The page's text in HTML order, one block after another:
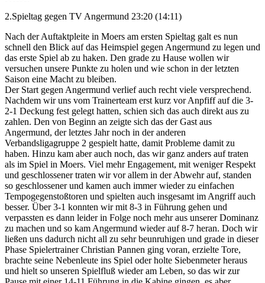
2.Spieltag gegen TV Angermund 23:20 (14:11)
Nach der Auftaktpleite in Moers am ersten Spieltag galt es nun
schnell den Blick auf das Heimspiel gegen Angermund zu legen und
das erste Spiel ab zu haken. Den grade zu Hause wollen wir
versuchen unsere Punkte zu holen und wie schon in der letzten
Saison eine Macht zu bleiben.
Der Start gegen Angermund verlief auch recht viele versprechend.
Nachdem wir uns vom Trainerteam erst kurz vor Anpfiff auf die 3-
2-1 Deckung fest gelegt hatten, schien sich das auch direkt aus zu
zahlen. Den von Beginn an zeigte sich das der Gast aus
Angermund, der letztes Jahr noch in der anderen
Verbandsligagruppe 2 gespielt hatte, damit Probleme damit zu
haben. Hinzu kam aber auch noch, das wir ganz anders auf traten
als im Spiel in Moers. Viel mehr Engagement, mit weniger Respekt
und geschlossener traten wir vor allem in der Abwehr auf, standen
so geschlossener und kamen auch immer wieder zu einfachen
Tempogegenstoßtoren und spielten auch insgesamt im Angriff auch
besser. Über 3-1 konnten wir mit 8-3 in Führung gehen und
verpassten es dann leider in Folge noch mehr aus unserer Dominanz
zu machen und so kam Angermund wieder auf 8-7 heran. Doch wir
ließen uns dadurch nicht all zu sehr beunruhigen und grade in dieser
Phase Spielertrainer Christian Pannen ging voran, erzielte Tore,
brachte seine Nebenleute ins Spiel oder holte Siebenmeter heraus
und hielt so unseren Spielfluß wieder am Leben, so das wir zur